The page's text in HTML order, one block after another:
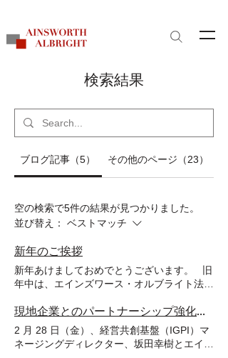
サイト内検索
​検索結果
ブログ記事（5） その他のページ（23）
空の検索で5件の結果が見つかりました。
並び替え：
ベストマッチ
新年のご挨拶
新年あけましておめでとうございます。 旧
年中は、エインズワース・オルブライト法律
を賜り、心より御礼申し上げます。 2025
年は、オーストラリア、日本、そして国際社
会全体において、地政学的緊張の継続、金融
環境の歴史的転換、AIをはじめとするテクノ
現地企業とのパートナーシップ強化に向けた戦略・法的論点の整理
2 ⽉ 28 ⽇（⾦）、経営共創基盤（IGPI）マ
ネージングディレクター、坂⽥幸樹とエイン